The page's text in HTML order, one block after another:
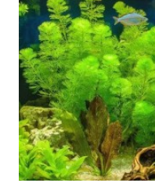
bảo dưỡng như cây
xu hướng được yêu
hàng, khách sạn, văn
giúp không gian trở
sống.